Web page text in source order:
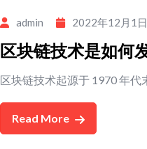
admin 2022年12月1日
区块链技术是如何
区块链技术起源于 1970 年
Read More